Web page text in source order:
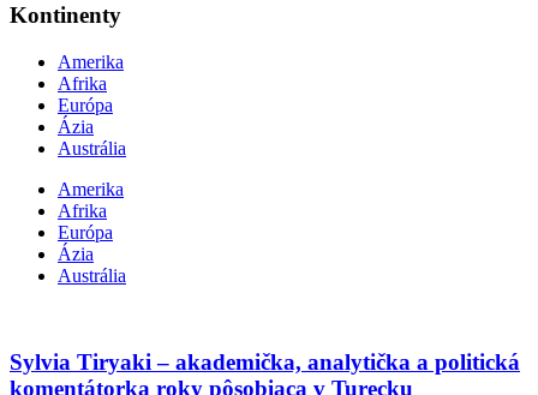
Kontinenty
Amerika
Afrika
Európa
Ázia
Austrália
Amerika
Afrika
Európa
Ázia
Austrália
Sylvia Tiryaki – akademička, analytička a politická
komentátorka roky pôsobiaca v Turecku